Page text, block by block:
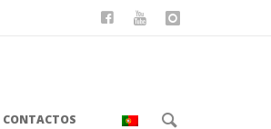
FACEBOOKYOUTUBE
CONTACTOS